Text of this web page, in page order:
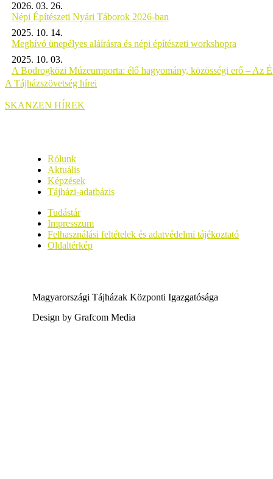
2026. 03. 26.
Népi Építészeti Nyári Táborok 2026-ban
2025. 10. 14.
Meghívó ünepélyes aláírásra és népi építészeti workshopra
2025. 10. 03.
A Bodrogközi Múzeumporta: élő hagyomány, közösségi erő – Az
A Tájházszövetség hírei
SKANZEN HÍREK
Rólunk
Aktuális
Képzések
Tájházi-adatbázis
Tudástár
Impresszum
Felhasználási feltételek és adatvédelmi tájékoztató
Oldaltérkép
Magyarországi Tájházak Központi Igazgatósága
Design by Grafcom Media